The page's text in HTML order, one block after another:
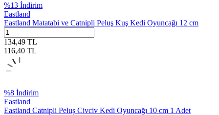
%13 İndirim
Eastland
Eastland Matatabi ve Catnipli Peluş Kuş Kedi Oyuncağı 12 cm
134,49 TL
116,40 TL
%8 İndirim
Eastland
Eastland Catnipli Peluş Civciv Kedi Oyuncağı 10 cm 1 Adet